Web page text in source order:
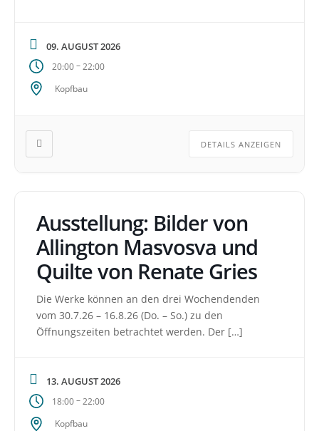
09. AUGUST 2026
20:00– 22:00
Kopfbau
DETAILS ANZEIGEN
Ausstellung: Bilder von
Allington Masvosva und
Quilte von Renate Gries
Die Werke können an den drei Wochendenden
vom 30.7.26 – 16.8.26 (Do. – So.) zu den
Öffnungszeiten betrachtet werden. Der […]
13. AUGUST 2026
18:00–22:00
Kopfbau